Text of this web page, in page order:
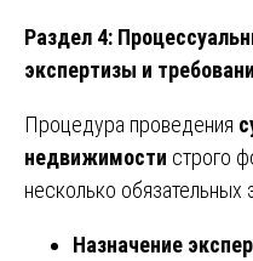
Раздел 4:
экспертизы и
Процедура проведения
недвижимости строго
несколько обязательных
Назначение